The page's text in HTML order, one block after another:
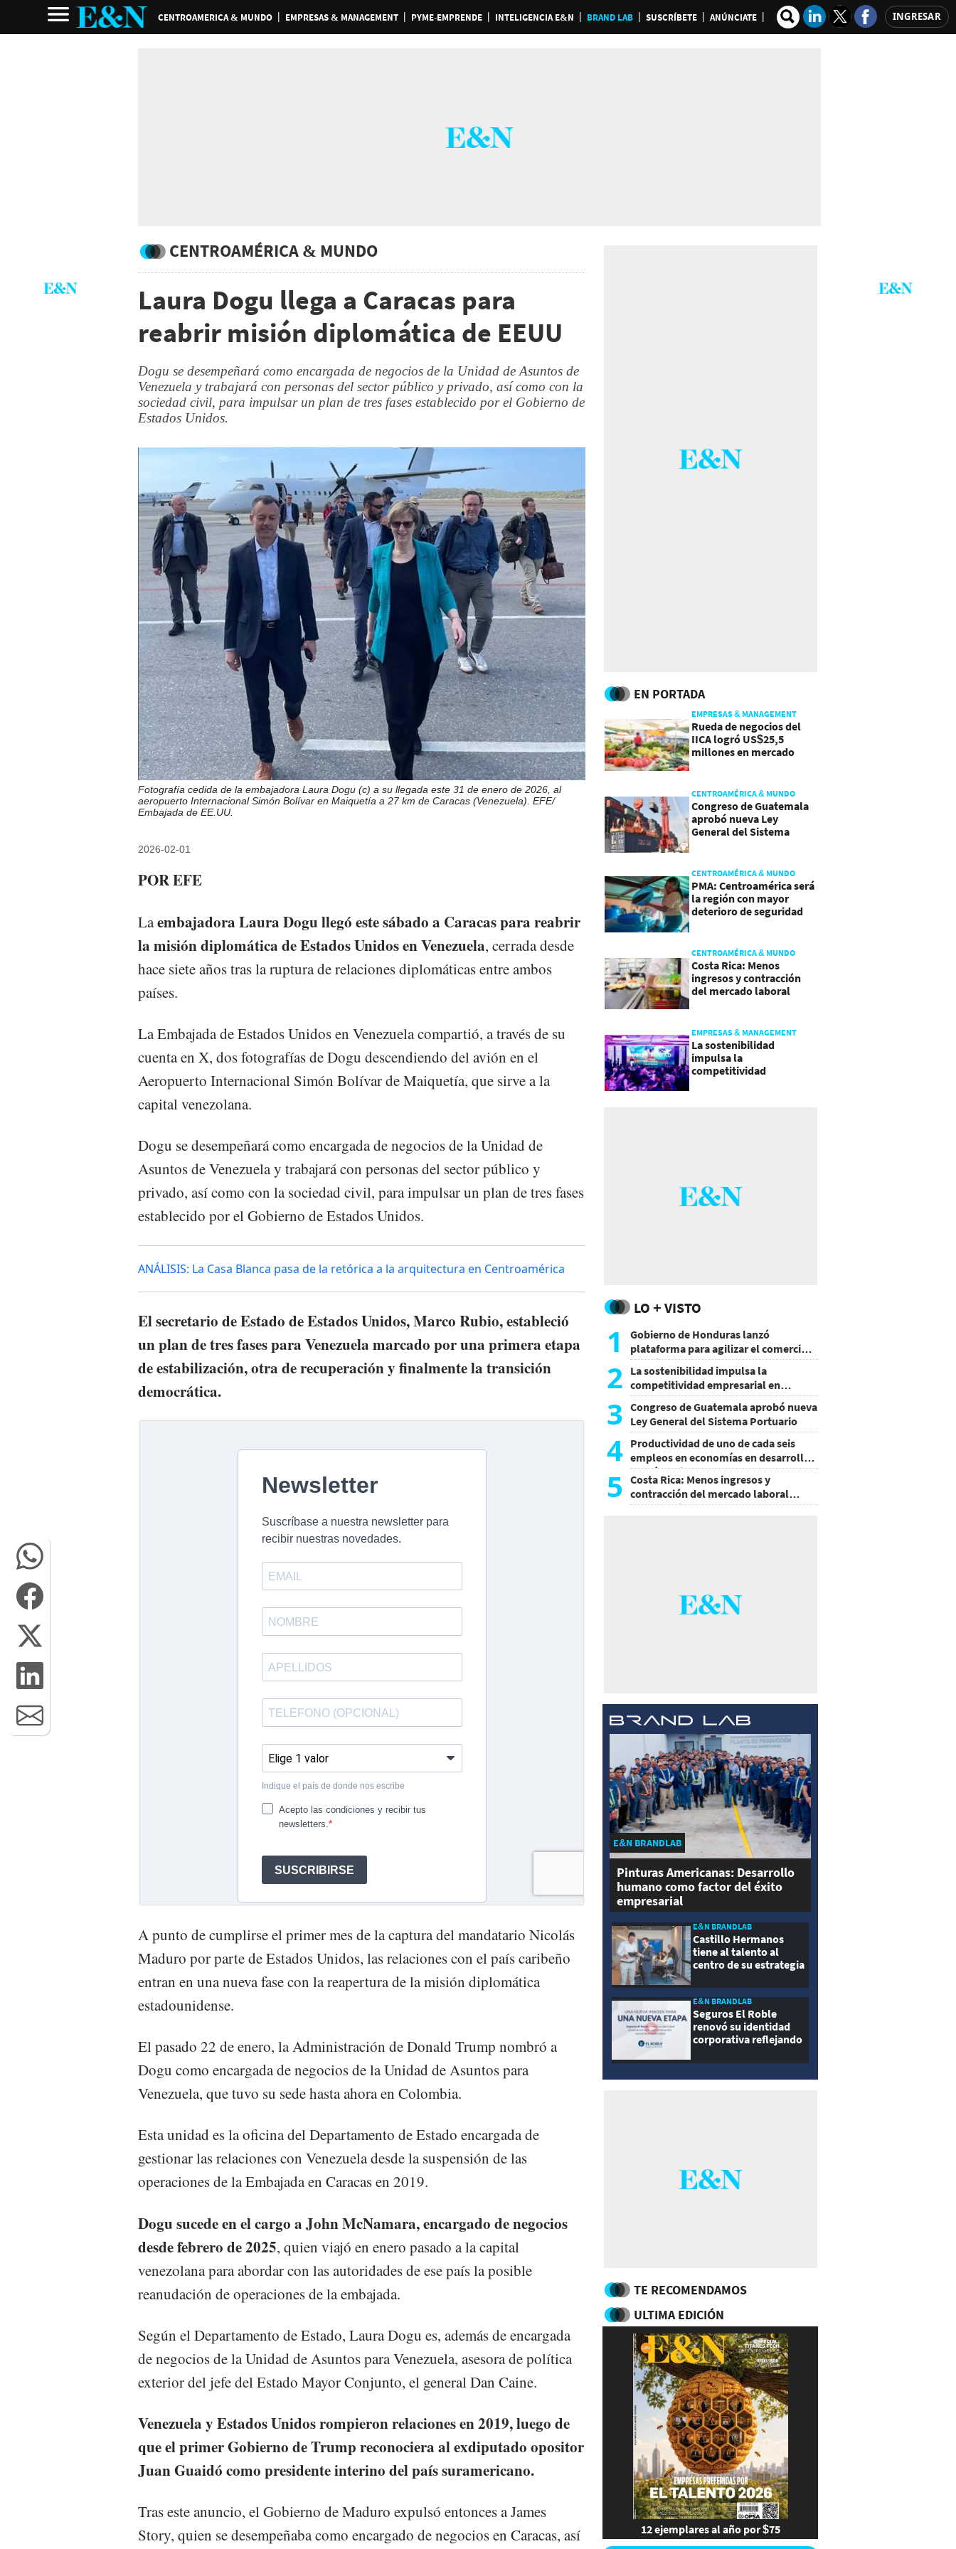
CENTROAMERICA & MUNDO EMPRESAS & MANAGEMENT PYME-EMPRENDE INTELIGENCIA E&N BRAND LAB SUSCRÍBETE ANÚNCIATE INGRESAR
CENTROAMÉRICA & MUNDO
Laura Dogu llega a Caracas para
reabrir misión diplomática de EEUU
Dogu se desempeñará como encargada de negocios de la Unidad de Asuntos de
Venezuela y trabajará con personas del sector público y privado, así como con la
sociedad civil, para impulsar un plan de tres fases establecido por el Gobierno de
Estados Unidos.
Fotografía cedida de la embajadora Laura Dogu (c) a su llegada este 31 de enero de 2026, al
aeropuerto Internacional Simón Bolívar en Maiquetía a 27 km de Caracas (Venezuela). EFE/
Embajada de EE.UU.
2026-02-01
POR EFE
Laembajadora Laura Dogu llegó este sábado a Caracas para reabrir
la misión diplomática de Estados Unidos en Venezuela, cerrada desde
hace siete años tras la ruptura de relaciones diplomáticas entre ambos
países.
La Embajada de Estados Unidos en Venezuela compartió, a través de su
cuenta en X, dos fotografías de Dogu descendiendo del avión en el
Aeropuerto Internacional Simón Bolívar de Maiquetía, que sirve a la
capital venezolana.
Dogu se desempeñará como encargada de negocios de la Unidad de
Asuntos de Venezuela y trabajará con personas del sector público y
privado, así como con la sociedad civil, para impulsar un plan de tres fases
establecido por el Gobierno de Estados Unidos.
ANÁLISIS: La Casa Blanca pasa de la retórica a la arquitectura en Centroamérica
El secretario de Estado de Estados Unidos, Marco Rubio, estableció
un plan de tres fases para Venezuela marcado por una primera etapa
de estabilización, otra de recuperación y finalmente la transición
democrática.
A punto de cumplirse el primer mes de la captura del mandatario Nicolás
Maduro por parte de Estados Unidos, las relaciones con el país caribeño
entran en una nueva fase con la reapertura de la misión diplomática
estadounidense.
El pasado 22 de enero, la Administración de Donald Trump nombró a
Dogu como encargada de negocios de la Unidad de Asuntos para
Venezuela, que tuvo su sede hasta ahora en Colombia.
Esta unidad es la oficina del Departamento de Estado encargada de
gestionar las relaciones con Venezuela desde la suspensión de las
operaciones de la Embajada en Caracas en 2019.
Dogu sucede en el cargo a John McNamara, encargado de negocios
desde febrero de 2025, quien viajó en enero pasado a la capital
venezolana para abordar con las autoridades de ese país la posible
reanudación de operaciones de la embajada.
Según el Departamento de Estado, Laura Dogu es, además de encargada
de negocios de la Unidad de Asuntos para Venezuela, asesora de política
exterior del jefe del Estado Mayor Conjunto, el general Dan Caine.
Venezuela y Estados Unidos rompieron relaciones en 2019, luego de
que el primer Gobierno de Trump reconociera al exdiputado opositor
Juan Guaidó como presidente interino del país suramericano.
Tras este anuncio, el Gobierno de Maduro expulsó entonces a James
Story, quien se desempeñaba como encargado de negocios en Caracas, así
EN PORTADA
EMPRESAS & MANAGEMENT
Rueda de negocios del
IICA logró US$25,5
millones en mercado
CENTROAMÉRICA & MUNDO
Congreso de Guatemala
aprobó nueva Ley
General del Sistema
CENTROAMÉRICA & MUNDO
PMA: Centroamérica será
la región con mayor
deterioro de seguridad
CENTROAMÉRICA & MUNDO
Costa Rica: Menos
ingresos y contracción
del mercado laboral
EMPRESAS & MANAGEMENT
La sostenibilidad
impulsa la
competitividad
LO + VISTO
1
Gobierno de Honduras lanzó
plataforma para agilizar el comercio
exterior
2 La sostenibilidad impulsa la
competitividad empresarial en
Guatemala
3 Congreso de Guatemala aprobó nueva
Ley General del Sistema Portuario
4 Productividad de uno de cada seis
empleos en economías en desarrollo
podría mejorar por la IA
5
Costa Rica: Menos ingresos y
contracción del mercado laboral
causan baja del consumo
E&N BRANDLAB
Pinturas Americanas: Desarrollo
humano como factor del éxito
empresarial
E&N BRANDLAB
Castillo Hermanos
tiene al talento al
centro de su estrategia
E&N BRANDLAB
Seguros El Roble
renovó su identidad
corporativa reflejando
modernidad
TE RECOMENDAMOS
ULTIMA EDICIÓN
12 ejemplares al año por $75